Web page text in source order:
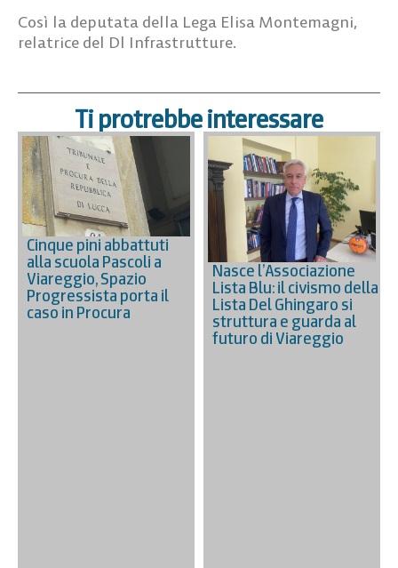
Così la deputata della Lega Elisa Montemagni,
relatrice del Dl Infrastrutture.
Ti protrebbe interessare
Cinque pini abbattuti
alla scuola Pascoli a
Viareggio, Spazio
Progressista porta il
caso in Procura
Nasce l’Associazione
Lista Blu: il civismo della
Lista Del Ghingaro si
struttura e guarda al
futuro di Viareggio